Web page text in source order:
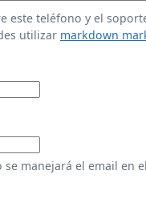
este teléfono y el
utilizar markdown
se manejará el email en